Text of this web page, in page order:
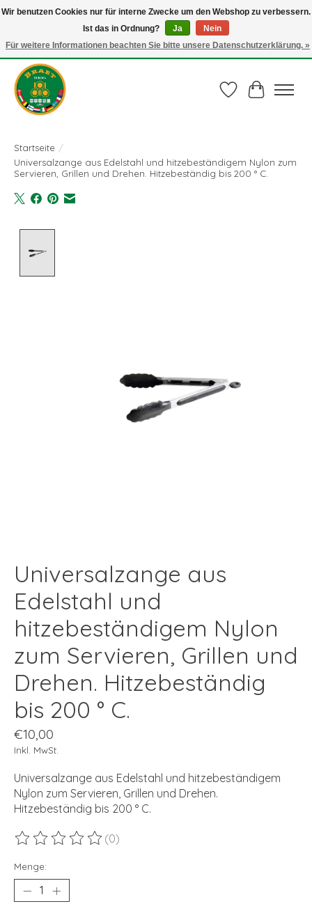
Juli actie: 10% korting op alle ECO-PROOF pannen en bij een bestelling van €
75,00 of meer ook nog een mooie vleestang t.w.v. € 10,00 HELEMAAL GRATIS
Gebruik de code: ECO-PROOF.
Wunschzettel
Ihr
Startseite /
Universalzange aus Edelstahl und hitzebeständigem Nylon zum
Servieren, Grillen und Drehen. Hitzebeständig bis 200 ° C.
Universalzange aus
Edelstahl und
hitzebeständigem Nylon
zum Servieren, Grillen und
Drehen. Hitzebeständig
bis 200 ° C.
€10,00
Inkl. MwSt.
Universalzange aus Edelstahl und hitzebeständigem
Nylon zum Servieren, Grillen und Drehen.
Hitzebeständig bis 200 ° C.
Die Bewertung dieses Produkts ist
(0)
Menge:
Wir benutzen Cookies nur für interne Zwecke um den Webshop zu verbessern.
Ist das in Ordnung?
Ja
Nein
Für weitere Informationen beachten Sie bitte unsere Datenschutzerklärung. »